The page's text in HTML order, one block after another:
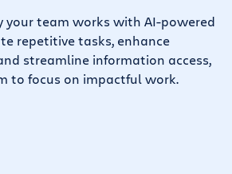
your team works with AI-powered
repetitive tasks, enhance
streamline information access,
to focus on impactful work.